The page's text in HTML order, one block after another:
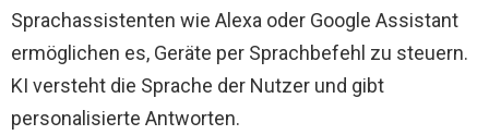
Sprachassistenten wie Alexa oder Google Assistant
ermöglichen es, Geräte per Sprachbefehl zu steuern.
KI versteht die Sprache der Nutzer und gibt
personalisierte Antworten.